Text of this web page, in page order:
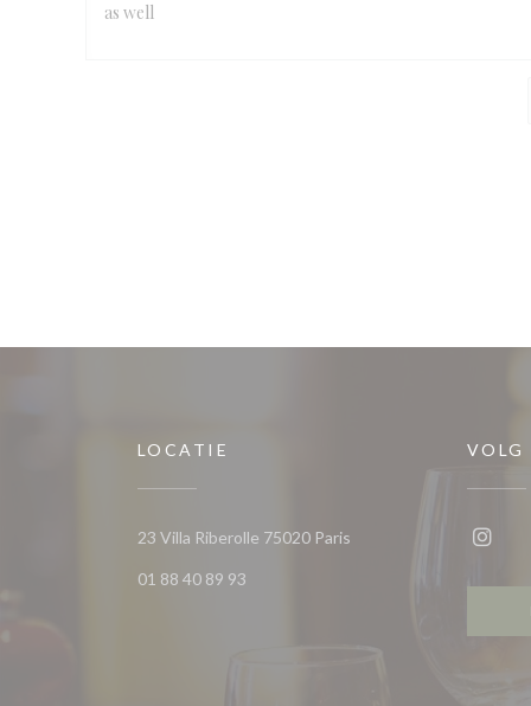
as well
LOCATIE
23 Villa Riberolle 75020 Paris((opent in een nieuw
01 88 40 89 93
VOLG